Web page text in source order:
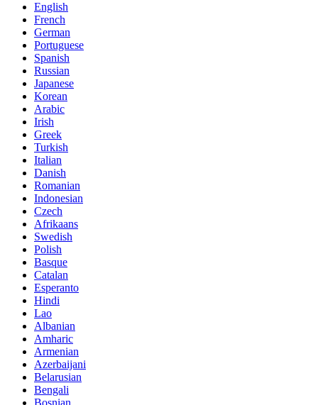
English
French
German
Portuguese
Spanish
Russian
Japanese
Korean
Arabic
Irish
Greek
Turkish
Italian
Danish
Romanian
Indonesian
Czech
Afrikaans
Swedish
Polish
Basque
Catalan
Esperanto
Hindi
Lao
Albanian
Amharic
Armenian
Azerbaijani
Belarusian
Bengali